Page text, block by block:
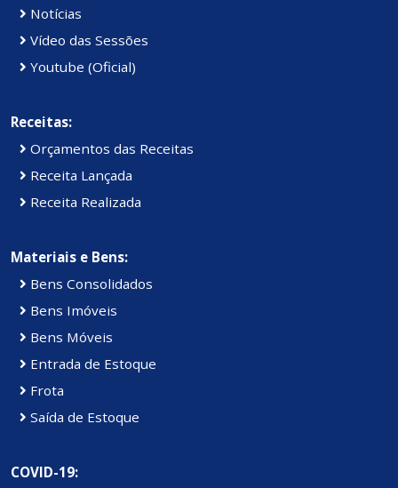
Notícias
Vídeo das Sessões
Youtube (Oficial)
Receitas:
Orçamentos das Receitas
Receita Lançada
Receita Realizada
Materiais e Bens:
Bens Consolidados
Bens Imóveis
Bens Móveis
Entrada de Estoque
Frota
Saída de Estoque
COVID-19: